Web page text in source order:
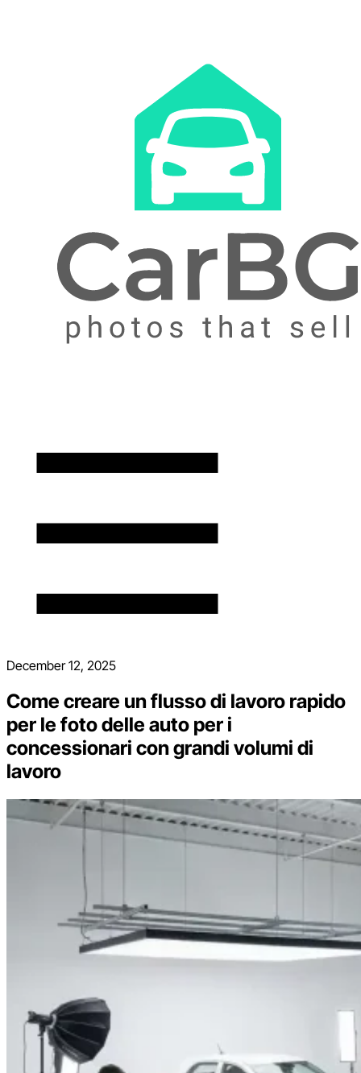
December 12, 2025
Come creare un flusso di lavoro rapido
per le foto delle auto per i
concessionari con grandi volumi di
lavoro